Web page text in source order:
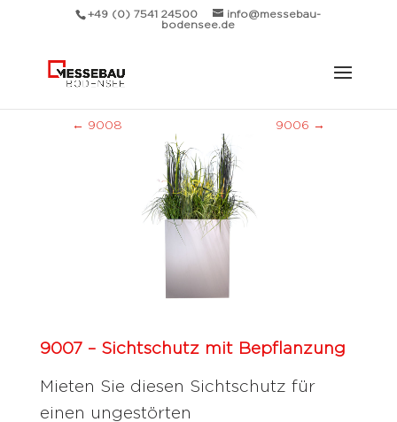
+49 (0) 7541 24500
info@messebau-
bodensee.de
← 9008 9006 →
9007 – Sichtschutz mit Bepflanzung
Mieten Sie diesen Sichtschutz für
einen ungestörten